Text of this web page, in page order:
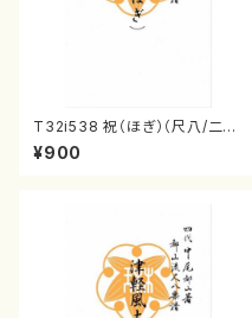
T32i538 祝（ほぎ）（尺八/二代
池田静山/楽譜）都山流公刊楽譜
曲番:2247
¥900